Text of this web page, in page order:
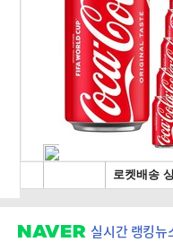
실시간 랭킹뉴